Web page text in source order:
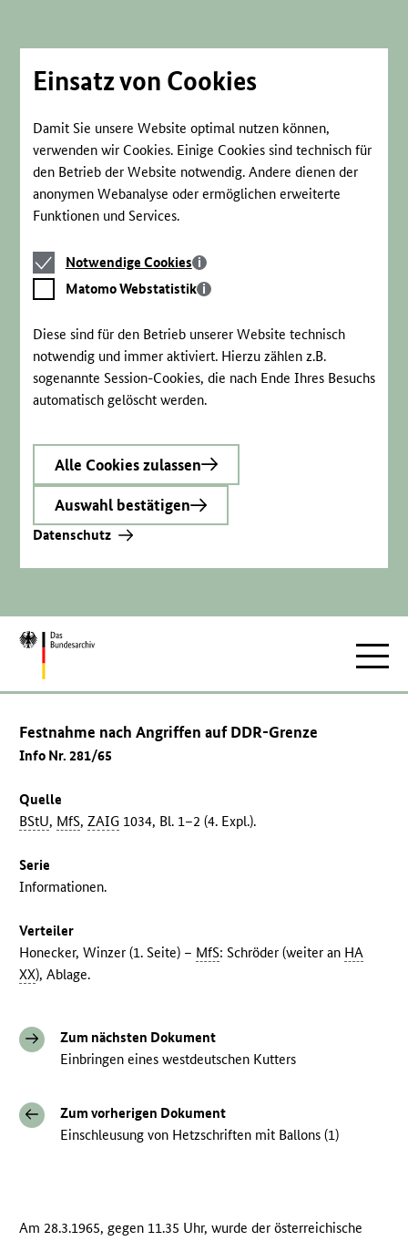
Einsatz von Cookies
Damit Sie unsere Website optimal nutzen können,
verwenden wir Cookies. Einige Cookies sind technisch für
den Betrieb der Website notwendig. Andere dienen der
anonymen Webanalyse oder ermöglichen erweiterte
Funktionen und Services.
Notwendige
Cookies
Notwendige Cookies
Matomo
Webstatistik
Matomo Webstatistik
Diese sind für den Betrieb unserer Website technisch
notwendig und immer aktiviert. Hierzu zählen z.B.
sogenannte Session-Cookies, die nach Ende Ihres Besuchs
automatisch gelöscht werden.
Alle Cookies zulassen
Auswahl bestätigen
Datenschutz
Zur
Festnahme nach Angriffen auf DDR-Grenze
Info Nr. 281/65
Quelle
BStU, MfS,ZAIG 1034, Bl. 1–2 (4. Expl.).
Serie
Informationen.
Verteiler
Honecker, Winzer (1. Seite) – MfS: Schröder (weiter an HA
XX), Ablage.
Zum nächsten Dokument
Einbringen eines westdeutschen Kutters
Zum vorherigen Dokument
Einschleusung von Hetzschriften mit Ballons (1)
Am 28.3.1965, gegen 11.35 Uhr, wurde der österreichische